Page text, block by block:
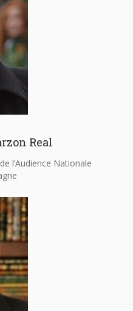
Real
l’Audience Nationale